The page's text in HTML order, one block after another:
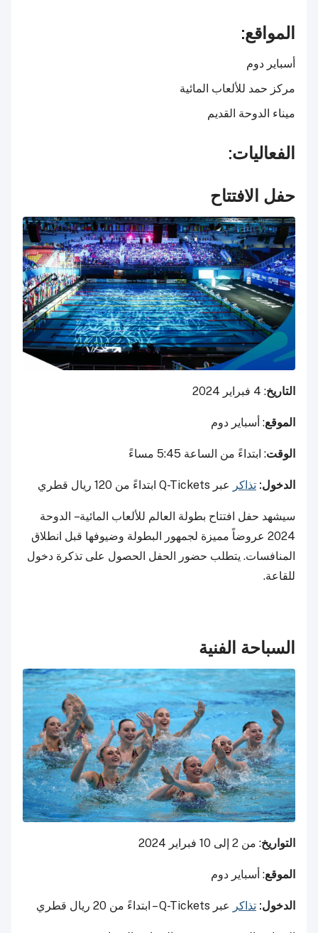
المواقع:
أسباير دوم
مركز حمد للألعاب المائية
ميناء الدوحة القديم
الفعاليات:
حفل الافتتاح
التاريخ: 4 فبراير 2024
الموقع: أسباير دوم
الوقت: ابتداءً من الساعة 5:45 مساءً
الدخول: تذاكر عبر Q-Tickets ابتداءً من 120 ريال قطري
سيشهد حفل افتتاح بطولة العالم للألعاب المائية – الدوحة
2024 عروضاً مميزة لجمهور البطولة وضيوفها قبل انطلاق
المنافسات. يتطلب حضور الحفل الحصول على تذكرة دخول
للقاعة.
السباحة الفنية
التواريخ: من 2 إلى 10 فبراير 2024
الموقع: أسباير دوم
الدخول: تذاكر عبر Q-Tickets – ابتداءً من 20 ريال قطري